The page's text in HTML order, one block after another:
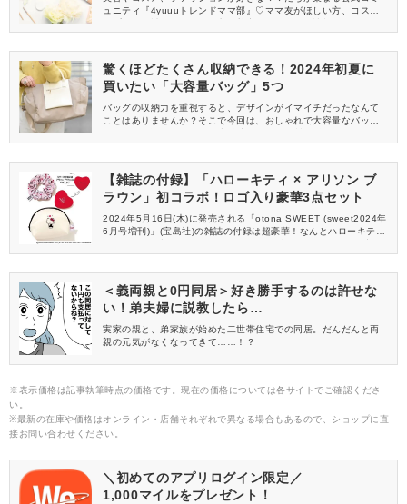
ュニティ『4yuuuトレンドママ部』♡ママ友がほしい方、コスメサ
信してくれる方を募集しています！
驚くほどたくさん収納できる！2024年初夏に
買いたい「大容量バッグ」5つ
バッグの収納力を重視すると、デザインがイマイチだったなんて
ことはありませんか？そこで今回は、おしゃれで大容量なバッグ
いやすいバッグばかりですよ。2024年初夏に新しいバッグの購入
【雑誌の付録】「ハローキティ × アリソン ブ
ラウン」初コラボ！ロゴ入り豪華3点セット
2024年5月16日(木)に発売される「otona SWEET (sweet2024年
6月号増刊)」(宝島社)の雑誌の付録は超豪華！なんとハローキティ
ットが登場します！持ち歩くだけでハッピーになれること間違い
＜義両親と0円同居＞好き勝手するのは許せな
い！弟夫婦に説教したら…
実家の親と、弟家族が始めた二世帯住宅での同居。だんだんと両
親の元気がなくなってきて……！？
※表示価格は記事執筆時点の価格です。現在の価格については各サイトでご確認くださ
い。
※最新の在庫や価格はオンライン・店舗それぞれで異なる場合もあるので、ショップに直
接お問い合わせください。
＼初めてのアプリログイン限定／
1,000マイルをプレゼント！